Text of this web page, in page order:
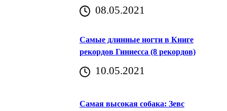
08.05.2021
Самые длинные ногти в Книге
рекордов Гиннесса (8 рекордов)
10.05.2021
Самая высокая собака: Зевс